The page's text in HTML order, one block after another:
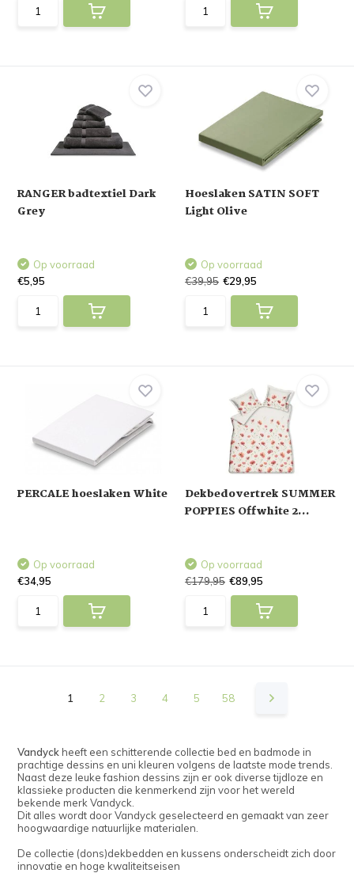
RANGER badtextiel Dark
Grey
Op voorraad
€5,95
Hoeslaken SATIN SOFT
Light Olive
Op voorraad
€39,95 €29,95
PERCALE hoeslaken White
Op voorraad
€34,95
Dekbedovertrek SUMMER
POPPIES Offwhite 2...
Op voorraad
€179,95 €89,95
1 2 3 4 5 58
Vandyck heeft een schitterende collectie bed en badmode in
prachtige dessins en uni kleuren volgens de laatste mode trends.
Naast deze leuke fashion dessins zijn er ook diverse tijdloze en
klassieke producten die kenmerkend zijn voor het wereld
bekende merk Vandyck.
Dit alles wordt door Vandyck geselecteerd en gemaakt van zeer
hoogwaardige natuurlijke materialen.
De collectie (dons)dekbedden en kussens onderscheidt zich door
innovatie en hoge kwaliteitseisen